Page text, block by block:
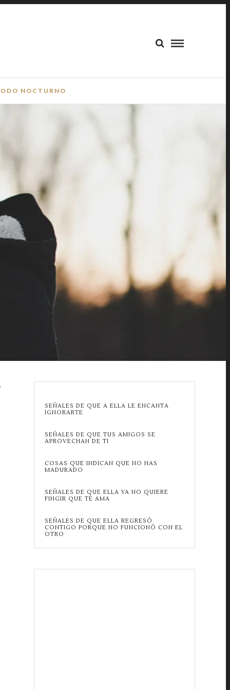
NOCTURNO
SEÑALES DE QUE A ELLA LE ENCANTA
IGNORARTE
SEÑALES DE QUE TUS AMIGOS SE
APROVECHAN DE TI
COSAS QUE INDICAN QUE NO HAS
MADURADO
SEÑALES DE QUE ELLA YA NO QUIERE
FINGIR QUE TE AMA
SEÑALES DE QUE ELLA REGRESÓ
CONTIGO PORQUE NO FUNCIONÓ CON EL
OTRO